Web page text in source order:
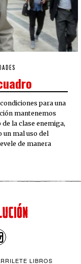
para una
mantenemos
la clase enemiga,
un mal uso del
de manera
LIBROS